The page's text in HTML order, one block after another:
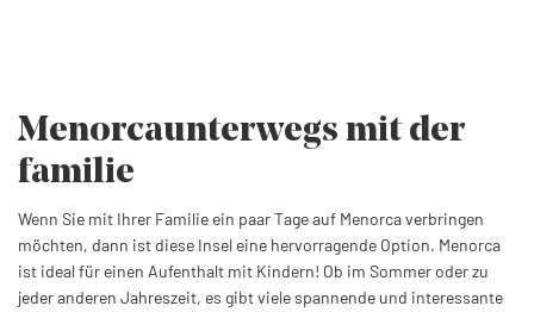
Menorcaunterwegs mit der
familie
Wenn Sie mit Ihrer Familie ein paar Tage auf Menorca verbringen
möchten, dann ist diese Insel eine hervorragende Option. Menorca
ist ideal für einen Aufenthalt mit Kindern! Ob im Sommer oder zu
jeder anderen Jahreszeit, es gibt viele spannende und interessante